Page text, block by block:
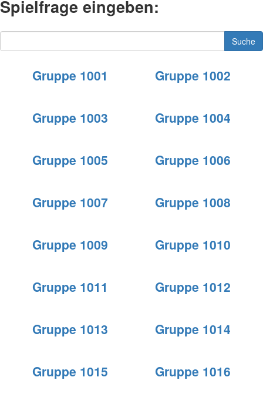
Spielfrage eingeben:
Suche
Gruppe 1001 Gruppe 1002
Gruppe 1003 Gruppe 1004
Gruppe 1005 Gruppe 1006
Gruppe 1007 Gruppe 1008
Gruppe 1009 Gruppe 1010
Gruppe 1011 Gruppe 1012
Gruppe 1013 Gruppe 1014
Gruppe 1015 Gruppe 1016